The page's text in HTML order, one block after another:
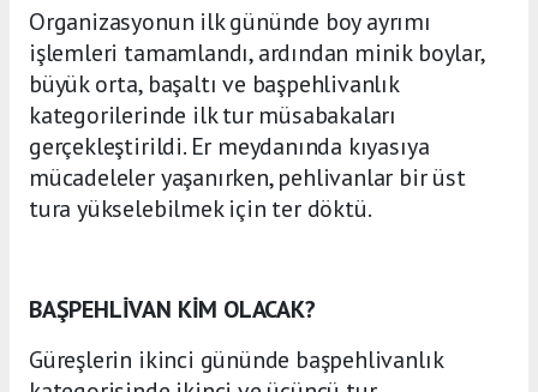
Organizasyonun ilk gününde boy ayrımı
işlemleri tamamlandı, ardından minik boylar,
büyük orta, başaltı ve başpehlivanlık
kategorilerinde ilk tur müsabakaları
gerçekleştirildi. Er meydanında kıyasıya
mücadeleler yaşanırken, pehlivanlar bir üst
tura yükselebilmek için ter döktü.
BAŞPEHLİVAN KİM OLACAK?
Güreşlerin ikinci gününde başpehlivanlık